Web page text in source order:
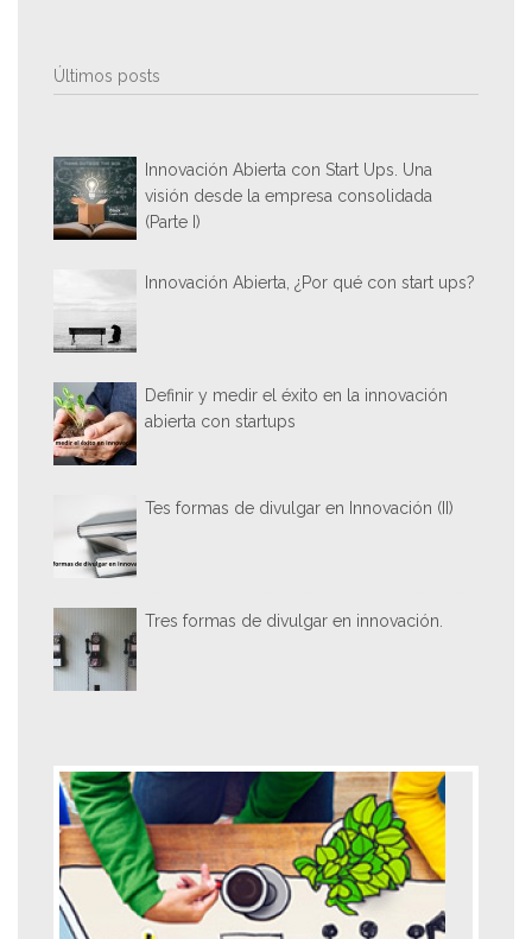
Últimos posts
Innovación Abierta con Start Ups. Una
visión desde la empresa consolidada
(Parte I)
Innovación Abierta, ¿Por qué con start ups?
Definir y medir el éxito en la innovación
abierta con startups
Tes formas de divulgar en Innovación (II)
Tres formas de divulgar en innovación.